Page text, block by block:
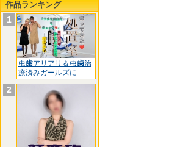
作品ランキング
1
虫歯アリアリ＆虫歯治
療済みガールズに
2